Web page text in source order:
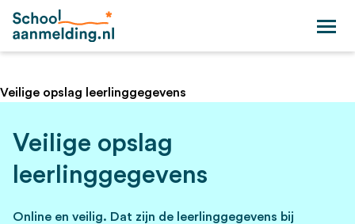
Veilige opslag leerlinggegevens
Veilige opslag
leerlinggegevens
Online en veilig. Dat zijn de leerlinggegevens bij